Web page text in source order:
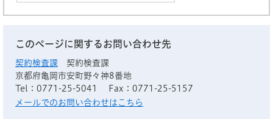
このページに関するお問い合わせ先
契約検査課
契約検査課
京都府亀岡市安町野々神8番地
Tel：0771-25-5041
Fax：0771-25-5157
メールでのお問い合わせはこちら